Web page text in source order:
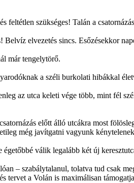
feltétlen szükséges! Talán a
Belvíz elvezetés sincs. Esőzésekkor
már tengelytörő.
a széli burkolati hibákkal
az utca keleti vége több, mint fél
előtt álló utcákra most
még javítgatni vagyunk
válik legalább két új
– szabálytalanul, tolatva tud csak
tervet a Volán is maximálisan